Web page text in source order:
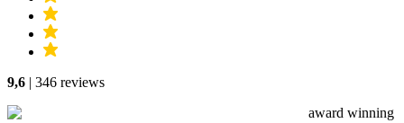
9,6 | 346 reviews